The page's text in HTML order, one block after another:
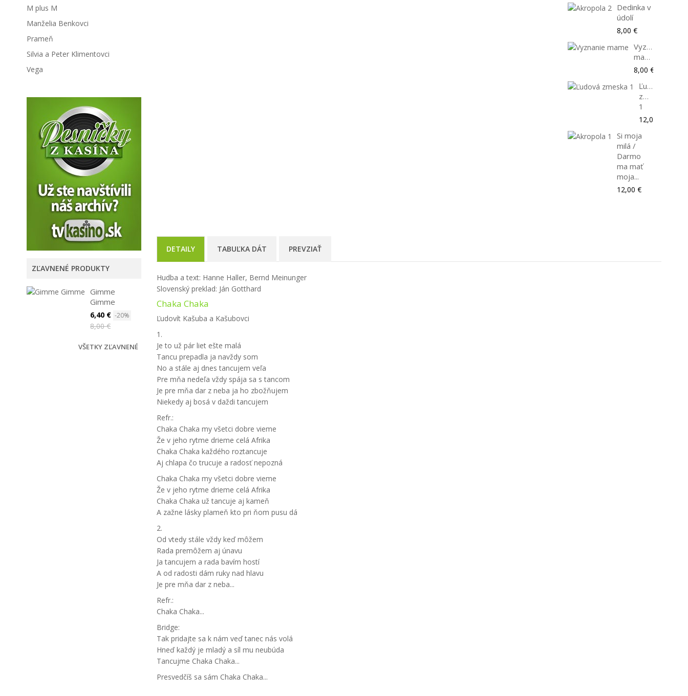
M plus M
Manželia Benkovci
Prameň
Silvia a Peter Klimentovci
Vega
ZĽAVNENÉ PRODUKTY
Gimme
Gimme
6,40 € -20%
8,00 €
VŠETKY ZĽAVNENÉ
Dedinka v
údolí
8,00 €
Vyznanie
mame
8,00 €
Ľudová
zmeska
1
12,00 €
Si moja
milá /
Darmo
ma mať
moja...
12,00 €
DETAILY TABUĽKA DÁT PREVZIAŤ
Hudba a text: Hanne Haller, Bernd Meinunger
Slovenský preklad: Ján Gotthard
Chaka Chaka
Ľudovít Kašuba a Kašubovci
1.
Je to už pár liet ešte malá
Tancu prepadla ja navždy som
No a stále aj dnes tancujem veľa
Pre mňa nedeľa vždy spája sa s tancom
Je pre mňa dar z neba ja ho zbožňujem
Niekedy aj bosá v daždi tancujem
Refr.:
Chaka Chaka my všetci dobre vieme
Že v jeho rytme drieme celá Afrika
Chaka Chaka každého roztancuje
Aj chlapa čo trucuje a radosť nepozná
Chaka Chaka my všetci dobre vieme
Že v jeho rytme drieme celá Afrika
Chaka Chaka už tancuje aj kameň
A zažne lásky plameň kto pri ňom pusu dá
2.
Od vtedy stále vždy keď môžem
Rada premôžem aj únavu
Ja tancujem a rada bavím hostí
A od radosti dám ruky nad hlavu
Je pre mňa dar z neba...
Refr.:
Chaka Chaka...
Bridge:
Tak pridajte sa k nám veď tanec nás volá
Hneď každý je mladý a síl mu neubúda
Tancujme Chaka Chaka...
Presvedčíš sa sám Chaka Chaka...